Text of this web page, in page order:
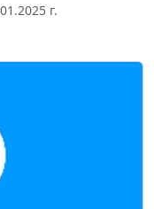
г.